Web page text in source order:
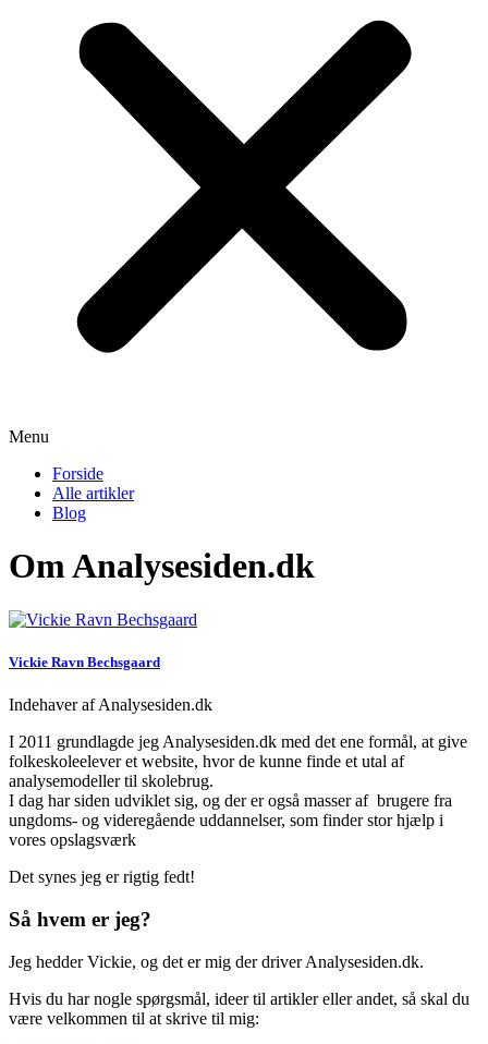
Menu
Forside
Alle artikler
Blog
Om Analysesiden.dk
Vickie Ravn Bechsgaard
Indehaver af Analysesiden.dk
I 2011 grundlagde jeg Analysesiden.dk med det ene formål, at give
folkeskoleelever et website, hvor de kunne finde et utal af
analysemodeller til skolebrug.
I dag har siden udviklet sig, og der er også masser af brugere fra
ungdoms- og videregående uddannelser, som finder stor hjælp i
vores opslagsværk
Det synes jeg er rigtig fedt!
Så hvem er jeg?
Jeg hedder Vickie, og det er mig der driver Analysesiden.dk.
Hvis du har nogle spørgsmål, ideer til artikler eller andet, så skal du
være velkommen til at skrive til mig: